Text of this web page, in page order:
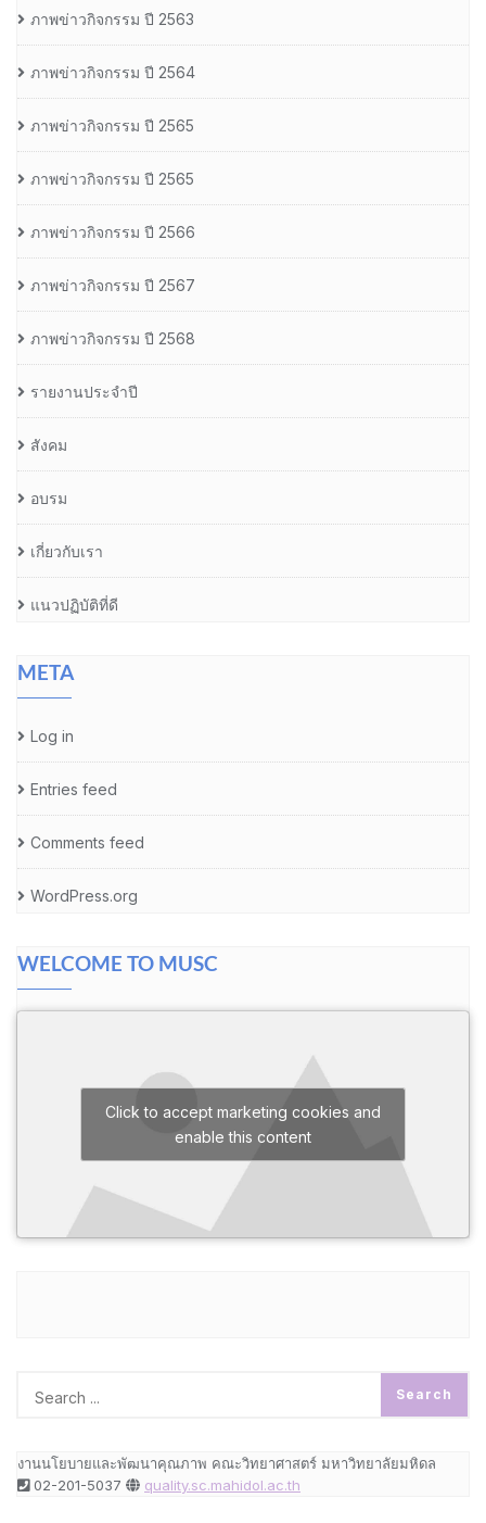
ภาพข่าวกิจกรรม ปี 2563
ภาพข่าวกิจกรรม ปี 2564
ภาพข่าวกิจกรรม ปี 2565
ภาพข่าวกิจกรรม ปี 2565
ภาพข่าวกิจกรรม ปี 2566
ภาพข่าวกิจกรรม ปี 2567
ภาพข่าวกิจกรรม ปี 2568
รายงานประจำปี
สังคม
อบรม
เกี่ยวกับเรา
แนวปฏิบัติที่ดี
META
Log in
Entries feed
Comments feed
WordPress.org
WELCOME TO MUSC
Click to accept marketing cookies and
enable this content
งานนโยบายและพัฒนาคุณภาพ คณะวิทยาศาสตร์ มหาวิทยาลัยมหิดล
02-201-5037
quality.sc.mahidol.ac.th